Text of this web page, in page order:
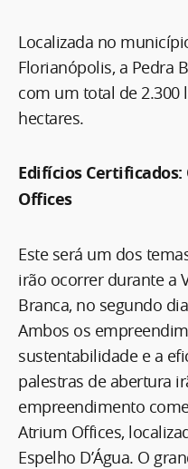
Localizada no
Florianópolis, a Pedra
com um total de 2.300
hectares.
Edifícios
Offices
Este será um dos
irão ocorrer durante a
Branca, no segundo
Ambos os
sustentabilidade e a
palestras de abertura
empreendimento
Atrium Offices,
Espelho D’Água. O